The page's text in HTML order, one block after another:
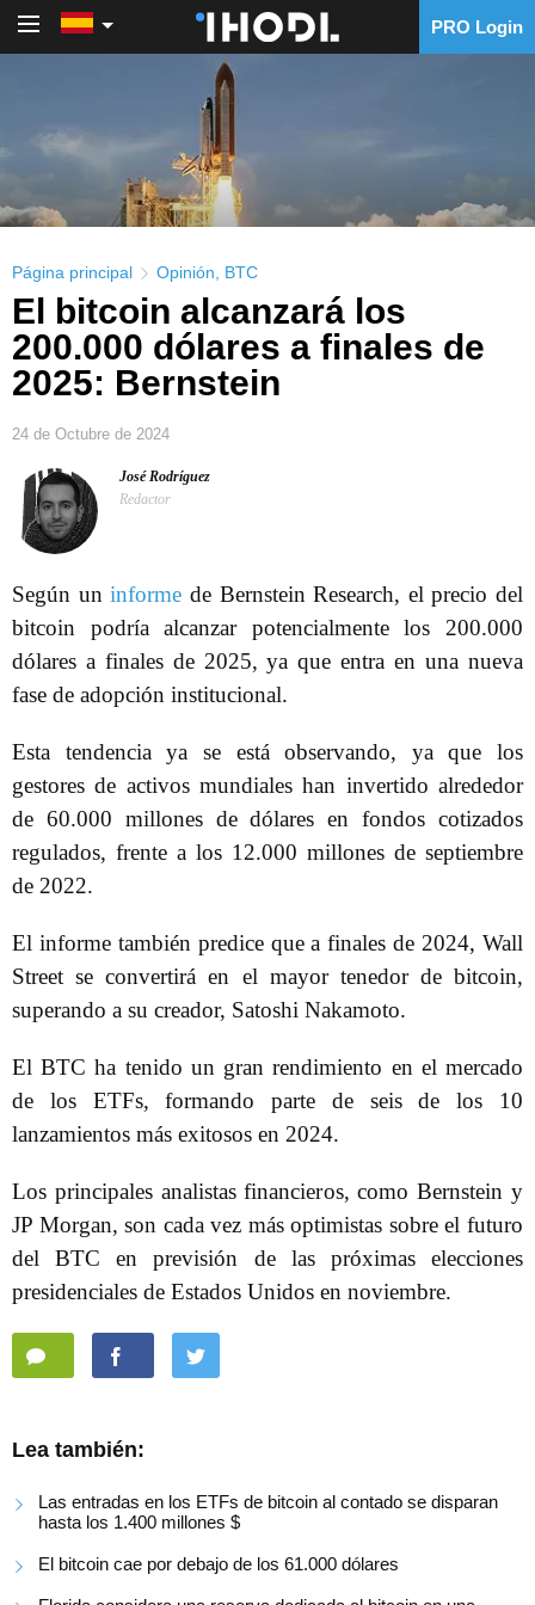
PRO Login
Página principal Opinión BTC
El bitcoin alcanzará los
200.000 dólares a finales de
2025: Bernstein
24 de Octubre de 2024
José Rodríguez
Redactor
Según uninforme de Bernstein Research, el precio del
bitcoin podría alcanzar potencialmente los 200.000
dólares a finales de 2025, ya que entra en una nueva
fase de adopción institucional.
Esta tendencia ya se está observando, ya que los
gestores de activos mundiales han invertido alrededor
de 60.000 millones de dólares en fondos cotizados
regulados, frente a los 12.000 millones de septiembre
de 2022.
El informe también predice que a finales de 2024, Wall
Street se convertirá en el mayor tenedor de bitcoin,
superando a su creador, Satoshi Nakamoto.
El BTC ha tenido un gran rendimiento en el mercado
de los ETFs, formando parte de seis de los 10
lanzamientos más exitosos en 2024.
Los principales analistas financieros, como Bernstein y
JP Morgan, son cada vez más optimistas sobre el futuro
del BTC en previsión de las próximas elecciones
presidenciales de Estados Unidos en noviembre.
Lea también:
Las entradas en los ETFs de bitcoin al contado se disparan
hasta los 1.400 millones $
El bitcoin cae por debajo de los 61.000 dólares